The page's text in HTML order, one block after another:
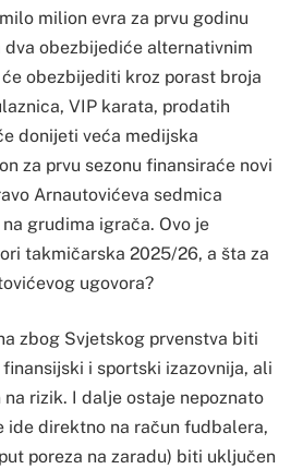
milion evra za prvu godinu
dva obezbijediće alternativnim
obezbijediti kroz porast broja
VIP karata, prodatih
donijeti veća medijska
za prvu sezonu finansiraće novi
Arnautovićeva sedmica
grudima igrača. Ovo je
takmičarska 2025/26, a šta za
ugovora?
zbog Svjetskog prvenstva biti
i sportski izazovnija, ali
rizik. I dalje ostaje nepoznato
ide direktno na račun fudbalera,
poreza na zaradu) biti uključen